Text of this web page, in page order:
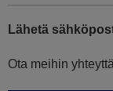
Lähetä
Ota meihin